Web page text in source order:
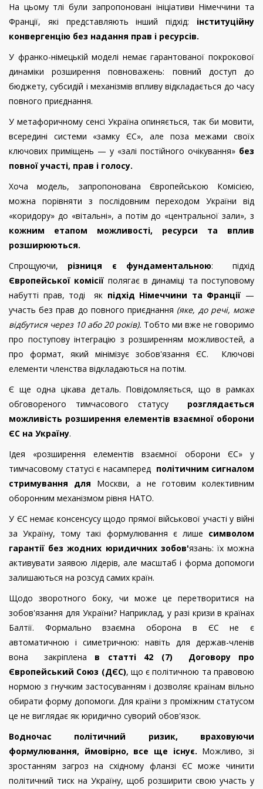
На цьому тлі були запропоновані ініціативи Німеччини та
Франції, які представляють інший підхід: інституційну
конвергенцію без надання прав і ресурсів.
У франко-німецькій моделі немає гарантованої покрокової
динаміки розширення повноважень: повний доступ до
бюджету, субсидій і механізмів впливу відкладається до часу
повного приєднання.
У метафоричному сенсі Україна опиняється, так би мовити,
всередині системи «замку ЄС», але поза межами своїх
ключових приміщень — у «залі постійного очікування» без
повної участі, прав і голосу.
Хоча модель, запропонована Європейською Комісією,
можна порівняти з послідовним переходом України від
«коридору» до «вітальні», а потім до «центральної зали», з
кожним етапом можливості, ресурси та вплив
розширюються.
Спрощуючи, різниця є фундаментальною: підхід
Європейської комісії полягає в динаміці та поступовому
набутті прав, тоді як підхід Німеччини та Франції —
участь без прав до повного приєднання (яке, до речі, може
відбутися через 10 або 20 років). Тобто ми вже не говоримо
про поступову інтеграцію з розширенням можливостей, а
про формат, який мінімізує зобов'язання ЄС. Ключові
елементи членства відкладаються на потім.
Є ще одна цікава деталь. Повідомляється, що в рамках
обговореного тимчасового статусу розглядається
можливість розширення елементів взаємної оборони
ЄС на Україну.
Ідея «розширення елементів взаємної оборони ЄС» у
тимчасовому статусі є насамперед політичним сигналом
стримування для Москви, а не готовим колективним
оборонним механізмом рівня НАТО.
У ЄС немає консенсусу щодо прямої військової участі у війні
за Україну, тому такі формулювання є лише символом
гарантії без жодних юридичних зобов'язань: їх можна
активувати заявою лідерів, але масштаб і форма допомоги
залишаються на розсуд самих країн.
Щодо зворотного боку, чи може це перетворитися на
зобов'язання для України? Наприклад, у разі кризи в країнах
Балтії. Формально взаємна оборона в ЄС не є
автоматичною і симетричною: навіть для держав-членів
вона закріплена в статті 42 (7)
Договору про
Європейський Союз (ДЄС), що є політичною та правовою
нормою з гнучким застосуванням і дозволяє країнам вільно
обирати форму допомоги. Для країни з проміжним статусом
це не виглядає як юридично суворий обов'язок.
Водночас політичний ризик, враховуючи
формулювання, ймовірно, все ще існує. Можливо, зі
зростанням загроз на східному фланзі ЄС може чинити
політичний тиск на Україну, щоб розширити свою участь у